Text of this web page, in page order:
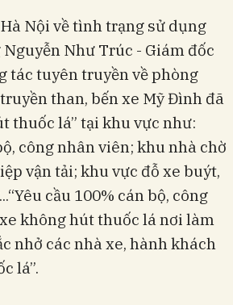
Nội về tình trạng sử dụng
Như Trúc - Giám đốc
tác tuyên truyền về phòng
than, bến xe Mỹ Đình đã
thuốc lá” tại khu vực như:
công nhân viên; khu nhà chờ
vận tải; khu vực đỗ xe buýt,
cầu 100% cán bộ, công
không hút thuốc lá nơi làm
nhở các nhà xe, hành khách
lá”.